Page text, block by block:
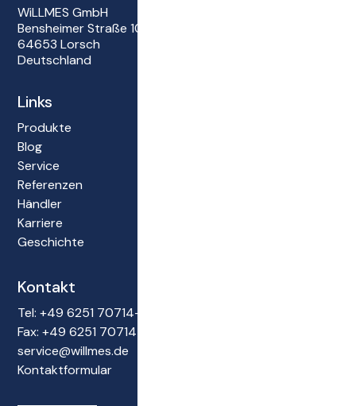
WiLLMES GmbH
Bensheimer Straße 101
64653 Lorsch
Deutschland
Links
Produkte
Blog
Service
Referenzen
Händler
Karriere
Geschichte
Kontakt
Tel: +49 6251 70714-0
Fax: +49 6251 70714-22
service@willmes.de
Kontaktformular